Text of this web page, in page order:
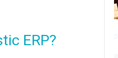
ERP?